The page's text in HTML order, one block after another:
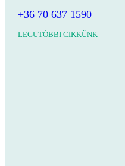
+36 70 637 1590
LEGUTÓBBI CIKKÜNK